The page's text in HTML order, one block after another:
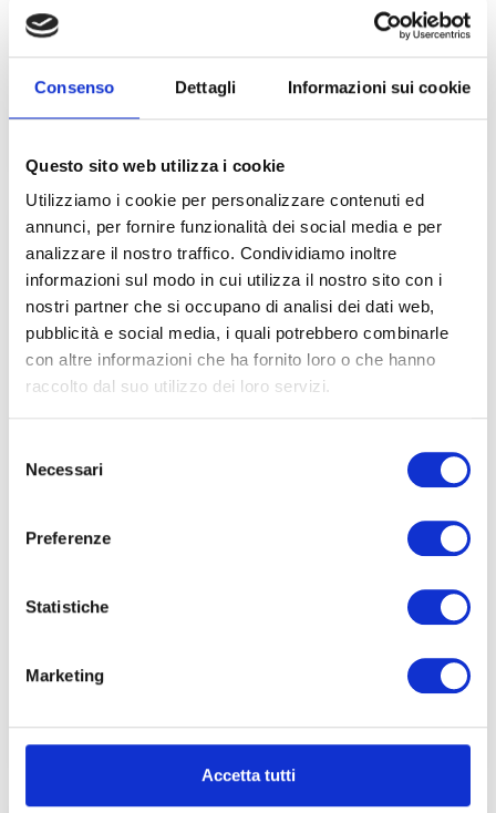
Consenso Dettagli Informazioni sui cookie
Questo sito web utilizza i cookie
Utilizziamo i cookie per personalizzare contenuti ed
annunci, per fornire funzionalità dei social media e per
analizzare il nostro traffico. Condividiamo inoltre
informazioni sul modo in cui utilizza il nostro sito con i
nostri partner che si occupano di analisi dei dati web,
pubblicità e social media, i quali potrebbero combinarle
con altre informazioni che ha fornito loro o che hanno
raccolto dal suo utilizzo dei loro servizi.
delNecessari
Preferenze
Statistiche
Marketing
Accetta tutti
La SRLS (Società a Responsabilità Limitata
Semplificata) è nata per favorire l’avvio d’impresa con
costi iniziali ridotti e procedure snelle. È un obiettivo
nobile e, per alcuni progetti micro-imprenditoriali, anche
PROTEZIONE DEL PATRIMONIO
Holding di famiglia: pagare solo
Sempre più imprenditori italiani si trovano a dover
patrimonio familiare alla necessità di ridurre il carico
fiscale in modo legale. La holding di